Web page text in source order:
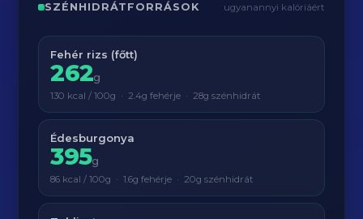
SZÉNHIDRÁTFORRÁSOK ugyanannyi kalóriáért
Fehér rizs (főtt)
262g
130 kcal / 100g · 2.4g fehérje · 28g szénhidrát
Édesburgonya
395g
86 kcal / 100g · 1.6g fehérje · 20g szénhidrát